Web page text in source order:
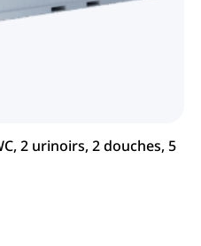
2 urinoirs, 2 douches, 5